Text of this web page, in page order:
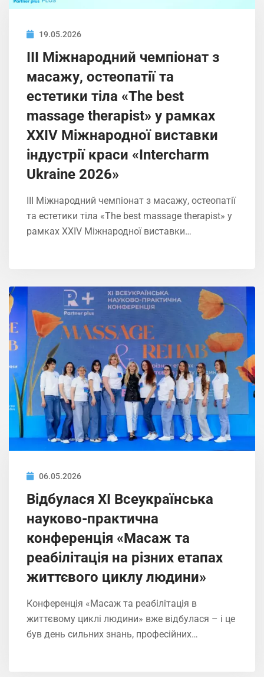
19.05.2026
ІIІ Міжнародний чемпіонат з
масажу, остеопатії та
естетики тіла «The best
massage therapist» у рамках
XXIV Міжнародної виставки
індустрії краси «Intercharm
Ukrainе 2026»
ІIІ Міжнародний чемпіонат з масажу, остеопатії
та естетики тіла «The best massage therapist» у
рамках XXIV Міжнародної виставки…
06.05.2026
Відбулася ХІ Всеукраїнська
науково-практична
конференція «Масаж та
реабілітація на різних етапах
життєвого циклу людини»
Конференція «Масаж та реабілітація в
життєвому циклі людини» вже відбулася – і це
був день сильних знань, професійних…